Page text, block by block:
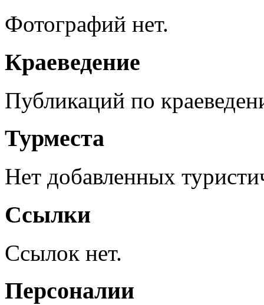
Фотографий нет.
Краеведение
Публикаций по
Турместа
Нет добавленных
Ссылки
Ссылок нет.
Персоналии